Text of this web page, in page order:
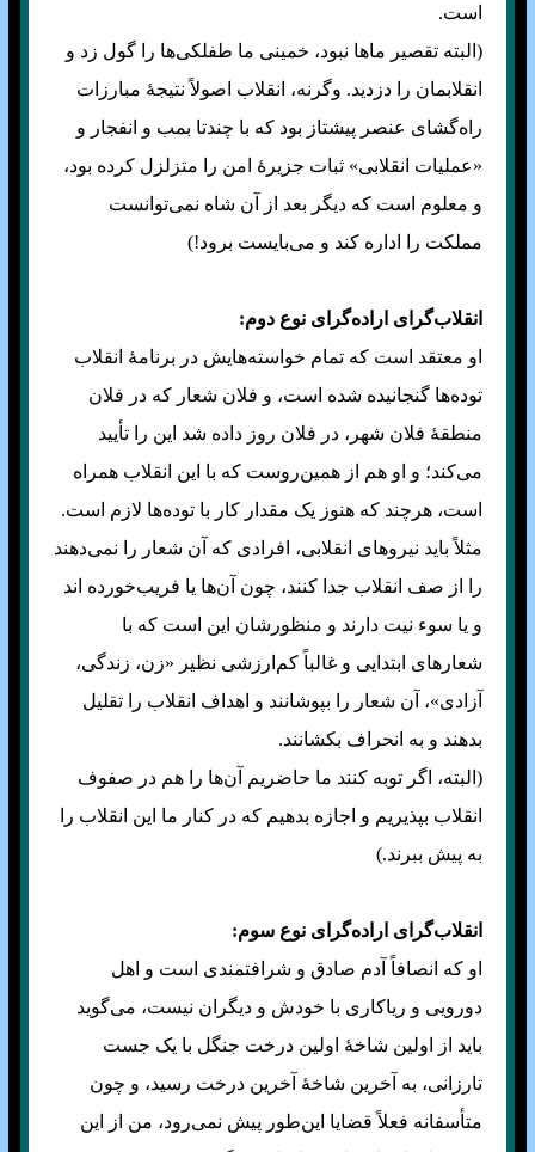
است.
(البته تقصیر ما‌ها نبود، خمینی ما طفلکی‌ها را گول زد و
انقلابمان را دزدید. وگرنه، انقلاب اصولاً نتیجهٔ مبارزات
راه‌گشای عنصر پیشتاز بود که با چند‌تا بمب و انفجار و
«عملیات انقلابی» ثبات جزیرهٔ امن را متزلزل کرده بود،
و معلوم است که دیگر بعد از آن شاه نمی‌توانست
مملکت را اداره کند و می‌بایست برود!)
انقلاب‌گرای اراده‌گرای نوع دوم:
او معتقد است که تمام خواسته‌هایش در برنامهٔ انقلاب
توده‌ها گنجانیده شده است، و فلان شعار که در فلان
منطقهٔ فلان شهر، در فلان روز داده شد این را تأیید
می‌کند؛ و او هم از همین‌روست که با این انقلاب همراه
است، هرچند که هنوز یک مقدار کار با توده‌ها لازم است.
مثلاً باید نیرو‌های انقلابی، افرادی که آن شعار را نمی‌دهند
را از صف انقلاب جدا کنند، چون آن‌ها یا فریب‌خورده اند
و یا سوء نیت دارند و منظورشان این است که با
شعار‌های ابتدایی و غالباً کم‌ارزشی نظیر «زن، زندگی،
آزادی»، آن شعار را بپوشانند و اهداف انقلاب را تقلیل
بدهند و به انحراف بکشانند.
(البته، اگر توبه کنند ما حاضریم آن‌ها را هم در صفوف
انقلاب بپذیریم و اجازه بدهیم که در کنار ما این انقلاب را
به پیش ببرند.)
انقلاب‌گرای اراده‌گرای نوع سوم:
او که انصافاً آدم صادق و شرافتمندی است و اهل
دورویی و ریاکاری با خودش و دیگران نیست، می‌گوید
باید از اولین شاخهٔ اولین درخت جنگل با یک جست
تارزانی، به آخرین شاخهٔ آخرین درخت رسید، و چون
متأسفانه فعلاً قضایا این‌طور پیش نمی‌رود، من از این